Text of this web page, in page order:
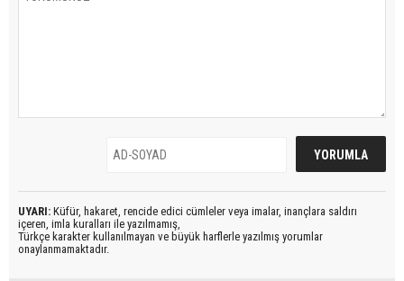
UYARI: Küfür, hakaret, rencide edici cümleler veya imalar, inançlara saldırı
içeren, imla kuralları ile yazılmamış,
Türkçe karakter kullanılmayan ve büyük harflerle yazılmış yorumlar
onaylanmamaktadır.